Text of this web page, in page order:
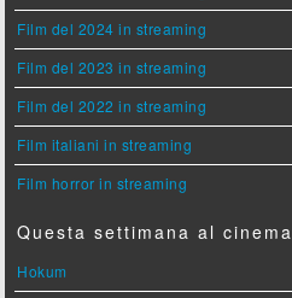
Film del 2024 in streaming
Film del 2023 in streaming
Film del 2022 in streaming
Film italiani in streaming
Film horror in streaming
Questa settimana al cinema
Hokum